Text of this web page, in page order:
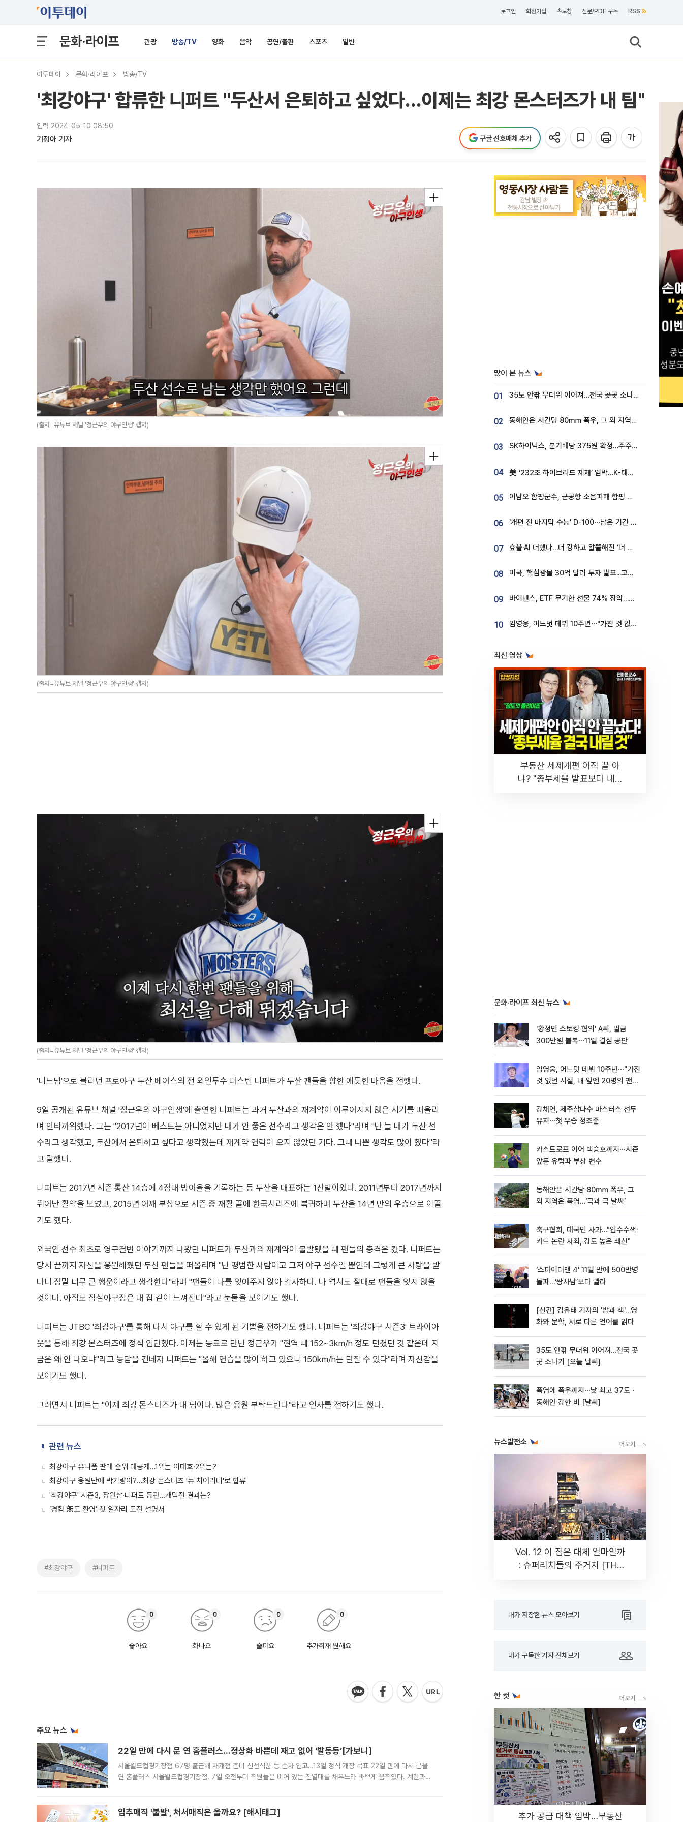
로그인 회원가입 속보창 신문/PDF 구독 RSS
문화·라이프 관광 방송/TV 영화 음악 공연/출판 스포츠 일반
이투데이 문화·라이프 방송/TV
'최강야구' 합류한 니퍼트 "두산서 은퇴하고 싶었다…이제는 최강 몬스터즈가 내 팀"
입력 2024-05-10 08:50
기정아 기자 구글 선호매체 추가
(출처=유튜브 채널 '정근우의 야구인생' 캡처)
(출처=유튜브 채널 '정근우의 야구인생' 캡처)
(출처=유튜브 채널 '정근우의 야구인생' 캡처)
'니느님'으로 불리던 프로야구 두산 베어스의 전 외인투수 더스틴 니퍼트가 두산 팬들을 향한 애틋한 마음을 전했다.
9일 공개된 유튜브 채널 '정근우의 야구인생'에 출연한 니퍼트는 과거 두산과의 재계약이 이루어지지 않은 시기를 떠올리
며 안타까워했다. 그는 "2017년이 베스트는 아니었지만 내가 안 좋은 선수라고 생각은 안 했다"라며 "난 늘 내가 두산 선
수라고 생각했고, 두산에서 은퇴하고 싶다고 생각했는데 재계약 연락이 오지 않았던 거다. 그때 나쁜 생각도 많이 했다"라
고 말했다.
니퍼트는 2017년 시즌 통산 14승에 4점대 방어율을 기록하는 등 두산을 대표하는 1선발이었다. 2011년부터 2017년까지
뛰어난 활약을 보였고, 2015년 어깨 부상으로 시즌 중 재활 끝에 한국시리즈에 복귀하며 두산을 14년 만의 우승으로 이끌
기도 했다.
외국인 선수 최초로 영구결번 이야기까지 나왔던 니퍼트가 두산과의 재계약이 불발됐을 때 팬들의 충격은 컸다. 니퍼트는
당시 끝까지 자신을 응원해줬던 두산 팬들을 떠올리며 "난 평범한 사람이고 그저 야구 선수일 뿐인데 그렇게 큰 사랑을 받
다니 정말 너무 큰 행운이라고 생각한다"라며 "팬들이 나를 잊어주지 않아 감사하다. 나 역시도 절대로 팬들을 잊지 않을
것이다. 아직도 잠실야구장은 내 집 같이 느껴진다"라고 눈물을 보이기도 했다.
니퍼트는 JTBC '최강야구'를 통해 다시 야구를 할 수 있게 된 기쁨을 전하기도 했다. 니퍼트는 '최강야구 시즌3' 트라이아
웃을 통해 최강 몬스터즈에 정식 입단했다. 이제는 동료로 만난 정근우가 "현역 때 152~3km/h 정도 던졌던 것 같은데 지
금은 왜 안 나오냐"라고 농담을 건네자 니퍼트는 "올해 연습을 많이 하고 있으니 150km/h는 던질 수 있다"라며 자신감을
보이기도 했다.
그러면서 니퍼트는 "이제 최강 몬스터즈가 내 팀이다. 많은 응원 부탁드린다"라고 인사를 전하기도 했다.
관련 뉴스
최강야구 유니폼 판매 순위 대공개…1위는 이대호·2위는?
최강야구 응원단에 박기량이?…최강 몬스터즈 '뉴 치어리더'로 합류
'최강야구' 시즌3, 장원삼·니퍼트 등판…개막전 결과는?
‘경험 無도 환영’ 첫 일자리 도전 설명서
#최강야구 #니퍼트
좋아요
0
화나요
0
슬퍼요
0
추가취재 원해요
0
주요 뉴스
22일 만에 다시 문 연 홈플러스…정상화 바쁜데 재고 없어 ‘발동동’[가보니]
서울월드컵경기장점 67명 출근해 재개점 준비 신선식품 등 순차 입고…13일 정식 개장 목표 22일 만에 다시 문을
연 홈플러스 서울월드컵경기장점. 7일 오전부터 직원들은 비어 있는 진열대를 채우느라 바쁘게 움직였다. 계란과
입추매직 '불발', 처서매직은 올까요? [해시태그]
많이 본 뉴스
01 35도 안팎 무더위 이어져…전국 곳곳 소나기 [오늘 날씨]
02 동해안은 시간당 80㎜ 폭우, 그 외 지역은 폭염…‘극과 극 날씨’
03 SK하이닉스, 분기배당 375원 확정…주주환원책 9월로 앞당겨 발표
04 美 ‘232조 하이브리드 제재’ 임박…K-태양광, 불확실성 털고 날개 다나
05 이남오 함평군수, 군공항 소음피해 함평 보상 요구
06 '개편 전 마지막 수능' D-100⋯남은 기간 성적 올릴 전략은
07 효율·AI 더했다…더 강하고 알뜰해진 ‘더 뉴 그랜저 하이브리드’ [ET의 모빌리티]
08 미국, 핵심광물 30억 달러 투자 발표...고려아연 대미투자 언급
09 바이낸스, ETF 무기한 선물 74% 장악…한국 레버리지 ETF 거래 급증 [e가상자산]
10 임영웅, 어느덧 데뷔 10주년⋯"가진 것 없던 시절, 내 앞엔 20명의 팬뿐"
최신 영상
부동산 세제개편 아직 끝 아
냐? "종부세율 발표보다 내릴
문화·라이프 최신 뉴스
'황정민 스토킹 혐의' A씨, 벌금
300만원 불복⋯11일 결심 공판
임영웅, 어느덧 데뷔 10주년⋯"가진
것 없던 시절, 내 앞엔 20명의 팬
강채연, 제주삼다수 마스터스 선두
유지⋯첫 우승 정조준
카스트로프 이어 백승호까지⋯시즌
앞둔 유럽파 부상 변수
동해안은 시간당 80㎜ 폭우, 그
외 지역은 폭염…‘극과 극 날씨’
축구협회, 대국민 사과…"압수수색·
카드 논란 사죄, 강도 높은 쇄신"
‘스파이더맨 4’ 11일 만에 500만명
돌파…‘왕사남’보다 빨라
[신간] 김유태 기자의 '밤과 책'…영
화와 문학, 서로 다른 언어를 읽다
35도 안팎 무더위 이어져…전국 곳
곳 소나기 [오늘 날씨]
폭염에 폭우까지⋯낮 최고 37도ㆍ
동해안 강한 비 [날씨]
뉴스발전소
Vol. 12 이 집은 대체 얼마일까
: 슈퍼리치들의 주거지 [THE
내가 저장한 뉴스 모아보기
내가 구독한 기자 전체보기
한 컷
추가 공급 대책 임박…부동산